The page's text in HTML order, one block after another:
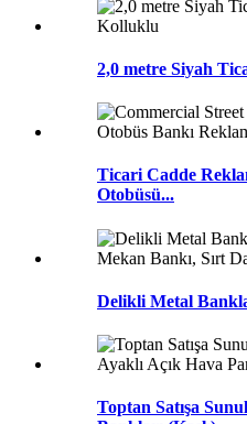
2,0 metre Siyah
Ticari Cadde
Otobüsü...
Delikli Metal
Toptan Satışa